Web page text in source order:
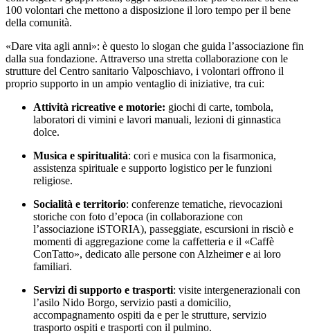
100 volontari che mettono a disposizione il loro tempo per il bene
della comunità.
«Dare vita agli anni»: è questo lo slogan che guida l’associazione fin
dalla sua fondazione. Attraverso una stretta collaborazione con le
strutture del Centro sanitario Valposchiavo, i volontari offrono il
proprio supporto in un ampio ventaglio di iniziative, tra cui:
Attività ricreative e motorie: giochi di carte, tombola,
laboratori di vimini e lavori manuali, lezioni di ginnastica
dolce.
Musica e spiritualità: cori e musica con la fisarmonica,
assistenza spirituale e supporto logistico per le funzioni
religiose.
Socialità e territorio: conferenze tematiche, rievocazioni
storiche con foto d’epoca (in collaborazione con
l’associazione iSTORIA), passeggiate, escursioni in risciò e
momenti di aggregazione come la caffetteria e il «Caffè
ConTatto», dedicato alle persone con Alzheimer e ai loro
familiari.
Servizi di supporto e trasporti: visite intergenerazionali con
l’asilo Nido Borgo, servizio pasti a domicilio,
accompagnamento ospiti da e per le strutture, servizio
trasporto ospiti e trasporti con il pulmino.